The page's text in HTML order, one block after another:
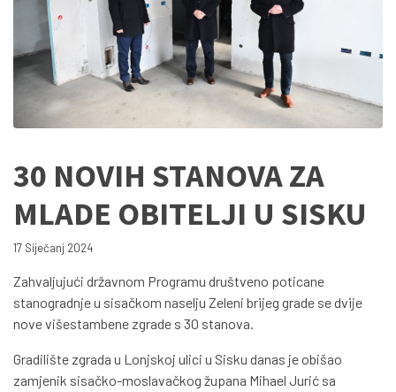
30 NOVIH STANOVA ZA
MLADE OBITELJI U SISKU
17 Siječanj 2024
Zahvaljujući državnom Programu društveno poticane
stanogradnje u sisačkom naselju Zeleni brijeg grade se dvije
nove višestambene zgrade s 30 stanova.
Gradilište zgrada u Lonjskoj ulici u Sisku danas je obišao
zamjenik sisačko-moslavačkog župana Mihael Jurić sa